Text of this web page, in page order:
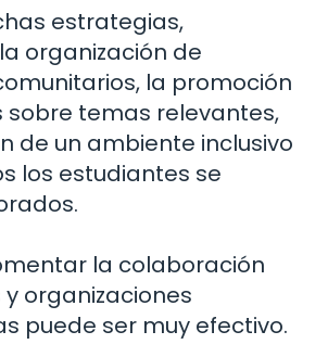
estrategias,
organización de
la promoción
temas relevantes,
de un ambiente inclusivo
los estudiantes se
la colaboración
organizaciones
puede ser muy efectivo.